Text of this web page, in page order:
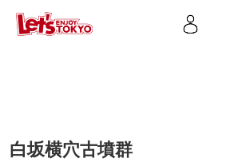
白坂横穴古墳群